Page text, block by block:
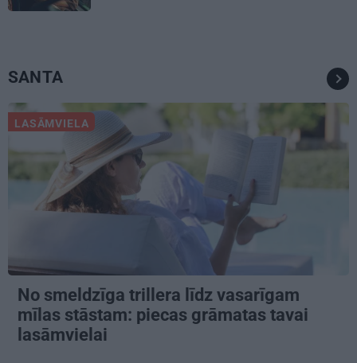
SANTA
LASĀMVIELA
No smeldzīga trillera līdz vasarīgam
mīlas stāstam: piecas grāmatas tavai
lasāmvielai